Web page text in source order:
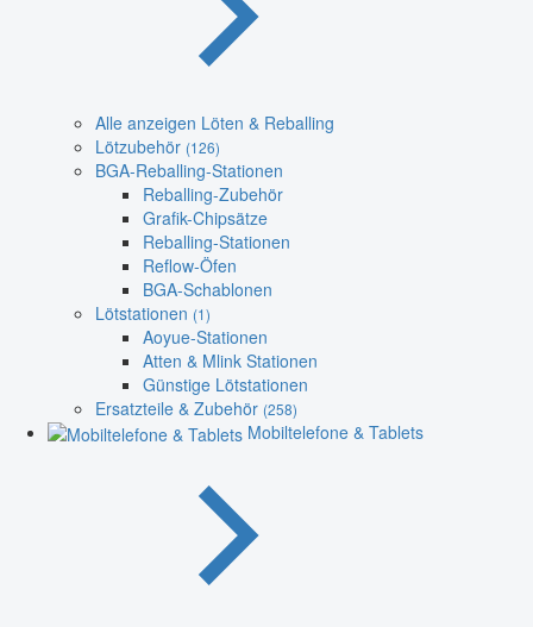
Alle anzeigen Löten & Reballing
Lötzubehör (126)
BGA-Reballing-Stationen
Reballing-Zubehör
Grafik-Chipsätze
Reballing-Stationen
Reflow-Öfen
BGA-Schablonen
Lötstationen (1)
Aoyue-Stationen
Atten & Mlink Stationen
Günstige Lötstationen
Ersatzteile & Zubehör (258)
Mobiltelefone & Tablets